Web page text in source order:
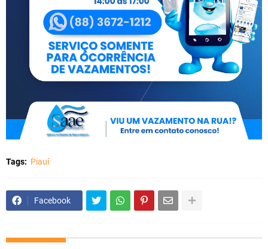
Tags: Piauí
Facebook